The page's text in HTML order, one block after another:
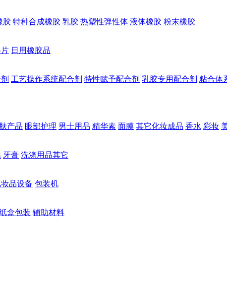
胶 特种合成橡胶 乳胶 热塑性弹性体 液体橡胶 粉末橡胶
日用橡胶品
工艺操作系统配合剂 特性赋予配合剂 乳胶专用配合剂 粘合体
产品 眼部护理 男士用品 精华素 面膜 其它化妆成品 香水 彩妆
牙膏 洗涤用品其它
品设备 包装机
盒包装 辅助材料